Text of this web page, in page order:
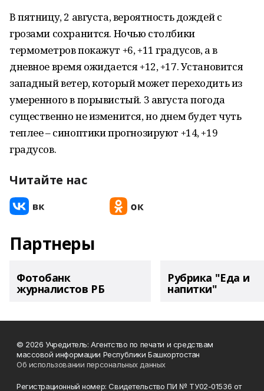
В пятницу, 2 августа, вероятность дождей с
грозами сохранится. Ночью столбики
термометров покажут +6, +11 градусов, а в
дневное время ожидается +12, +17. Установится
западный ветер, который может переходить из
умеренного в порывистый. 3 августа погода
существенно не изменится, но днем будет чуть
теплее – синоптики прогнозируют +14, +19
градусов.
Читайте нас
Партнеры
Фотобанк
журналистов РБ
Рубрика "Еда и
напитки"
© 2026 Учредитель: Агентство по печати и средствам
массовой информации Республики Башкортостан
Об использовании персональных данных
Регистрационный номер: Свидетельство ПИ № ТУ02-01536 от